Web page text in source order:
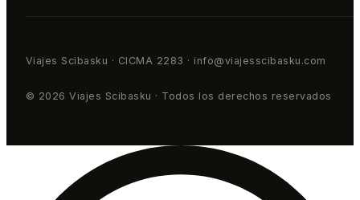
Viajes Scibasku · CICMA 2283 · info@viajesscibasku.com
© 2026 Viajes Scibasku · Todos los derechos reservados